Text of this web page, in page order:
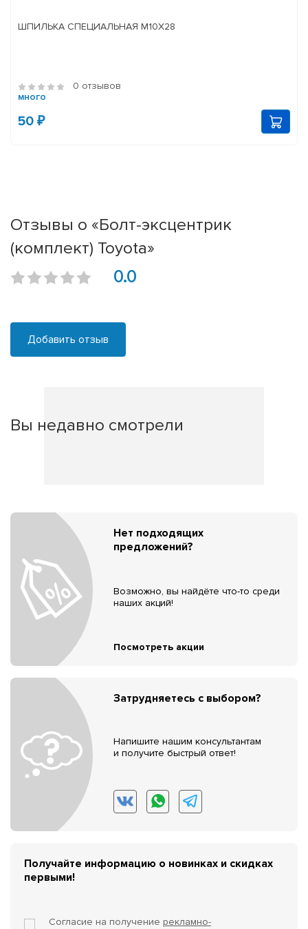
ШПИЛЬКА СПЕЦИАЛЬНАЯ М10Х28
0 отзывов
много
50 ₽
Отзывы о «Болт-эксцентрик
(комплект) Toyota»
0.0
Добавить отзыв
Вы недавно смотрели
Нет подходящих
предложений?
Возможно, вы найдёте что-то среди
наших акций!
Посмотреть акции
Затрудняетесь с выбором?
Напишите нашим консультантам
и получите быстрый ответ!
Получайте информацию о новинках и скидках
первыми!
Согласие на получение рекламно-